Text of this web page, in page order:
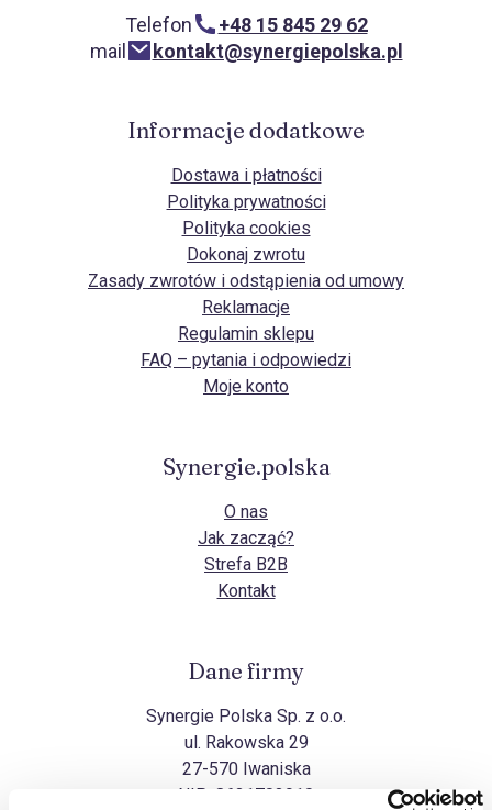
Telefon
+48 15 845 29 62
mail
kontakt@synergiepolska.pl
Informacje dodatkowe
Dostawa i płatności
Polityka prywatności
Polityka cookies
Dokonaj zwrotu
Zasady zwrotów i odstąpienia od umowy
Reklamacje
Regulamin sklepu
FAQ – pytania i odpowiedzi
Moje konto
Synergie.polska
O nas
Jak zacząć?
Strefa B2B
Kontakt
Dane firmy
Synergie Polska Sp. z o.o.
ul. Rakowska 29
27-570 Iwaniska
NIP: 8631703910